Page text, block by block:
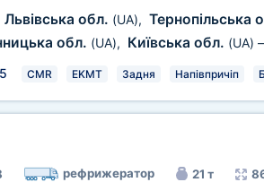
Львівська обл. (UA), Тернопільська
обл. (UA), Київська обл. (UA)
5 CMR EKMT Задня Напівпричіп
рефрижератор 21 т